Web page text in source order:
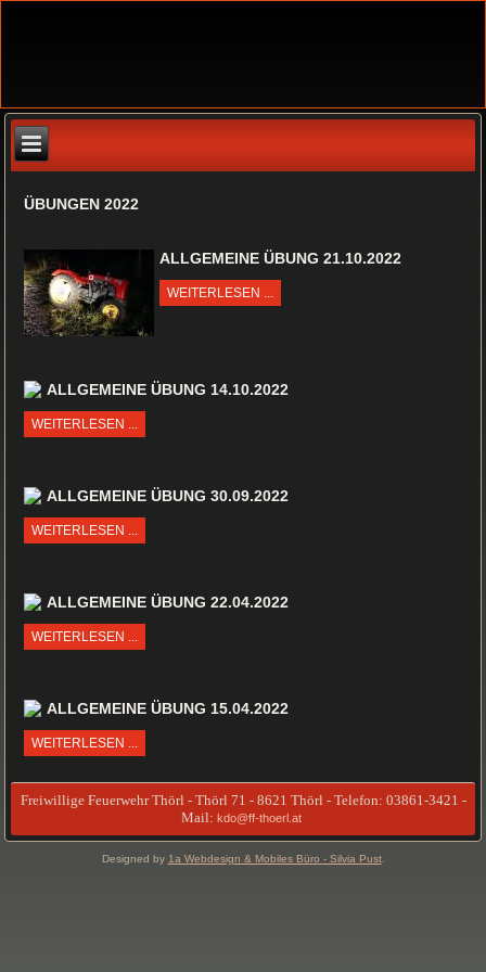
ÜBUNGEN 2022
ALLGEMEINE ÜBUNG 21.10.2022
WEITERLESEN ...
ALLGEMEINE ÜBUNG 14.10.2022
WEITERLESEN ...
ALLGEMEINE ÜBUNG 30.09.2022
WEITERLESEN ...
ALLGEMEINE ÜBUNG 22.04.2022
WEITERLESEN ...
ALLGEMEINE ÜBUNG 15.04.2022
WEITERLESEN ...
Freiwillige Feuerwehr Thörl - Thörl 71 - 8621 Thörl - Telefon: 03861-3421 -
Mail: kdo@ff-thoerl.at
Designed by 1a Webdesign & Mobiles Büro - Silvia Pust.